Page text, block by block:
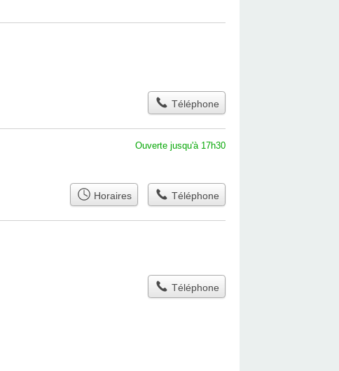
Téléphone
Ouverte jusqu'à 17h30
Horaires Téléphone
Téléphone